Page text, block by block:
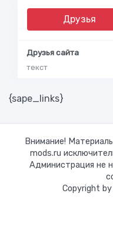
Друзья
Друзья сайта
текст
{sape_links}
Внимание!
mods.ru
Администрация не
Copyright